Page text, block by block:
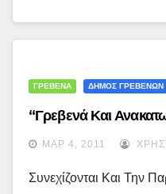
ΓΡΕΒΕΝΑ ΔΗΜΟΣ ΓΡΕΒΕΝΩΝ
“Γρεβενά Και
ΜΑΡ 4, 2011
Συνεχίζονται Και Την